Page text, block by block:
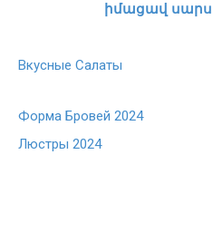
իմացավ
Вкусные Салаты
Форма Бровей 2024
Люстры 2024